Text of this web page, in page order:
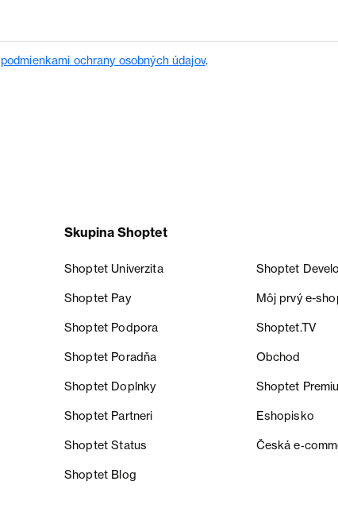
podmienkami ochrany osobných údajov.
Skupina Shoptet
Shoptet Univerzita Shoptet
Shoptet Pay Môj prvý e-
Shoptet Podpora Shoptet.TV
Shoptet Poradňa Obchod
Shoptet Doplnky Shoptet
Shoptet Partneri Eshopisko
Shoptet Status Česká
Shoptet Blog